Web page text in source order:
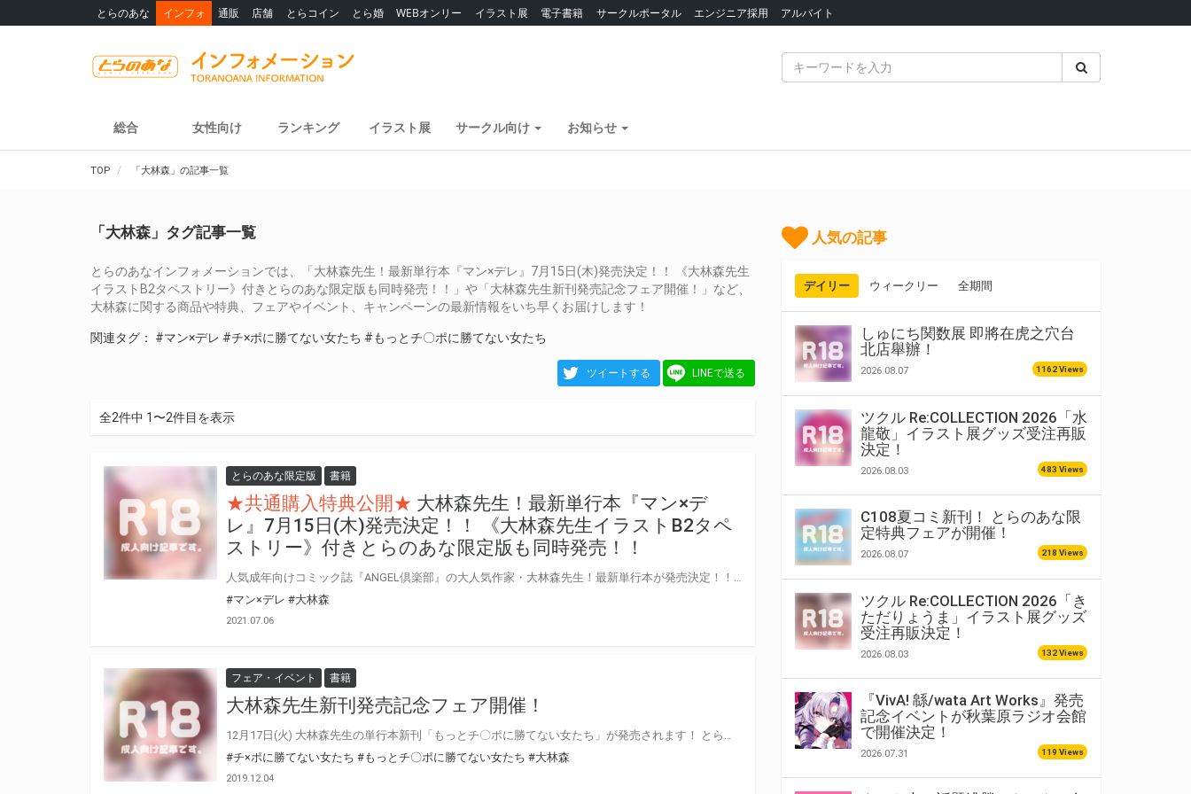
とらのあな インフォ 通販 店舗 とらコイン とら婚 WEBオンリー イラスト展 電子書籍 サークルポータル エンジニア採用 アルバイト
総合 女性向け ランキング イラスト展 サークル向け お知らせ
TOP 「大林森」の記事一覧
「大林森」タグ記事一覧
とらのあなインフォメーションでは、「大林森先生！最新単行本『マン×デレ』7月15日(木)発売決定！！ 《大林森先生
イラストB2タペストリー》付きとらのあな限定版も同時発売！！」や「大林森先生新刊発売記念フェア開催！」など、
大林森に関する商品や特典、フェアやイベント、キャンペーンの最新情報をいち早くお届けします！
関連タグ： #マン×デレ #チ×ポに勝てない女たち #もっとチ〇ポに勝てない女たち
ツイートする LINEで送る
全2件中 1〜2件目を表示
とらのあな限定版 書籍
★共通購入特典公開★ 大林森先生！最新単行本『マン×デ
レ』7月15日(木)発売決定！！ 《大林森先生イラストB2タペ
ストリー》付きとらのあな限定版も同時発売！！
#マン×デレ #大林森
2021.07.06
フェア・イベント 書籍
大林森先生新刊発売記念フェア開催！
#チ×ポに勝てない女たち #もっとチ〇ポに勝てない女たち #大林森
2019.12.04
人気の記事
デイリー ウィークリー 全期間
しゅにち関数展 即將在虎之穴台
北店舉辦！
2026.08.07 1162 Views
ツクル Re:COLLECTION 2026「水
龍敬」イラスト展グッズ受注再販
決定！
2026.08.03 483 Views
C108夏コミ新刊！ とらのあな限
定特典フェアが開催！
2026.08.07 218 Views
ツクル Re:COLLECTION 2026「き
ただりょうま」イラスト展グッズ
受注再販決定！
2026.08.03 132 Views
『VivA! 緜/wata Art Works』発売
記念イベントが秋葉原ラジオ会館
で開催決定！
2026.07.31 119 Views